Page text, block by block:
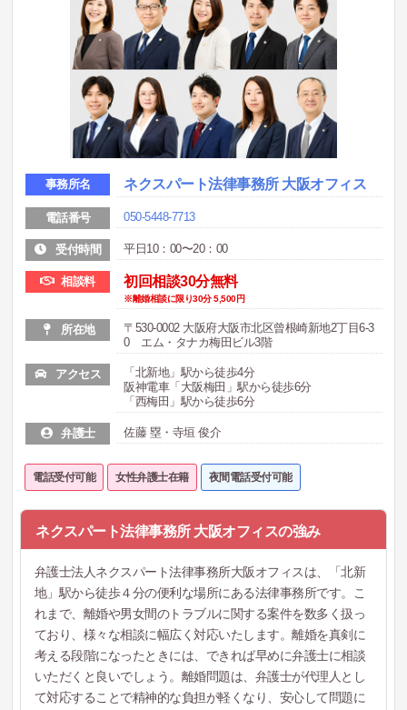
事務所名 ネクスパート法律事務所 大阪オフィス
電話番号 050-5448-7713
受付時間 平日10：00〜20：00
相談料 初回相談30分無料
※離婚相談に限り30分 5,500円
所在地
〒530-0002 大阪府大阪市北区曾根崎新地2丁目6-3
0 エム・タナカ梅田ビル3階
アクセス
「北新地」駅から徒歩4分
阪神電車「大阪梅田」駅から徒歩6分
「西梅田」駅から徒歩6分
弁護士 佐藤 塁・寺垣 俊介
電話受付可能 女性弁護士在籍 夜間電話受付可能
ネクスパート法律事務所 大阪オフィスの強み
弁護士法人ネクスパート法律事務所大阪オフィスは、「北新
地」駅から徒歩４分の便利な場所にある法律事務所です。こ
れまで、離婚や男女間のトラブルに関する案件を数多く扱っ
ており、様々な相談に幅広く対応いたします。離婚を真剣に
考える段階になったときには、できれば早めに弁護士に相談
いただくと良いでしょう。離婚問題は、弁護士が代理人とし
て対応することで精神的な負担が軽くなり、安心して問題に